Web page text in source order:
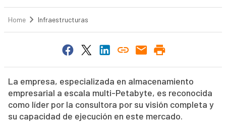
Home Infraestructuras
La empresa, especializada en almacenamiento
empresarial a escala multi-Petabyte, es reconocida
como líder por la consultora por su visión completa y
su capacidad de ejecución en este mercado.